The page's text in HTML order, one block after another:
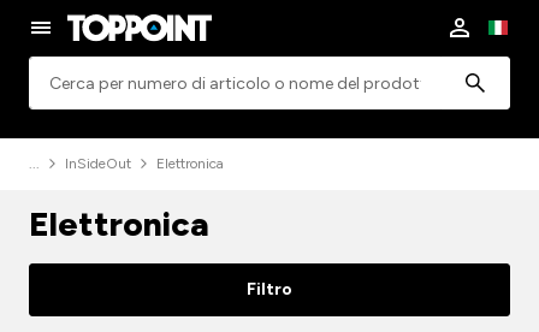
InSideOut Elettronica
Elettronica
Filtro